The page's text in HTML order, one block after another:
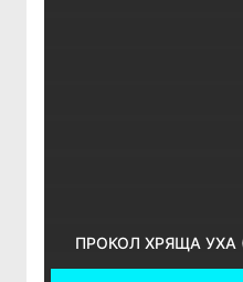
ПРОКОЛ ХРЯЩА УХА